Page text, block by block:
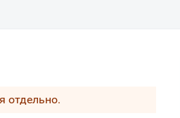
отдельно.